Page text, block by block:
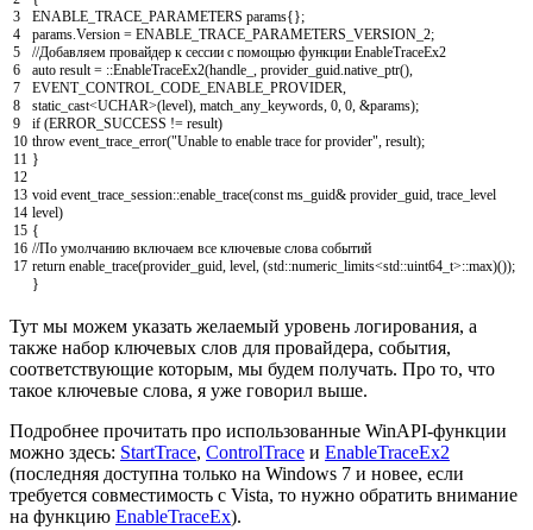
3
4
5
6
7
8
9
10
11
12
13
14
15
16
17
ENABLE_TRACE_PARAMETERS params{};
params.Version = ENABLE_TRACE_PARAMETERS_VERSION_2;
//Добавляем провайдер к сессии с помощью функции EnableTraceEx2
auto result = ::EnableTraceEx2(handle_ , provider_guid.native_ptr(),
EVENT_CONTROL_CODE_ENABLE_PROVIDER,
static_cast<UCHAR>(level), match_any_keywords, 0, 0, &params);
if (ERROR_SUCCESS != result)
throw event_trace_error("Unable to enable trace for provider", result);
}
void event_trace_session::enable_trace(const ms_guid& provider_guid, trace_level
level)
{
//По умолчанию включаем все ключевые слова событий
return enable_trace(provider_guid, level, (std::numeric_limits<std::uint64_t>::max)());
}
Тут мы можем указать желаемый уровень логирования, а
также набор ключевых слов для провайдера, события,
соответствующие которым, мы будем получать. Про то, что
такое ключевые слова, я уже говорил выше.
Подробнее прочитать про использованные WinAPI-функции
можно здесь: StartTrace, ControlTrace и EnableTraceEx2
(последняя доступна только на Windows 7 и новее, если
требуется совместимость с Vista, то нужно обратить внимание
на функцию EnableTraceEx).